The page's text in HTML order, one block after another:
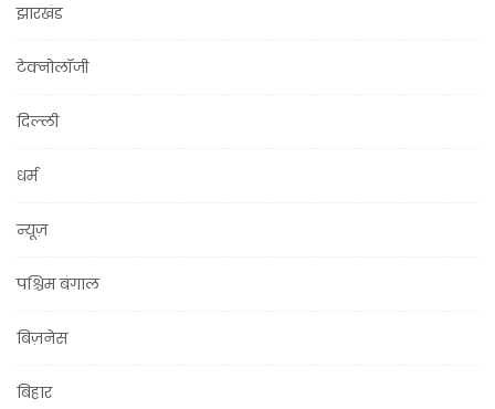
झारखंड
टेक्नोलॉजी
दिल्ली
धर्म
न्यूज़
पश्चिम बंगाल
बिज़नेस
बिहार